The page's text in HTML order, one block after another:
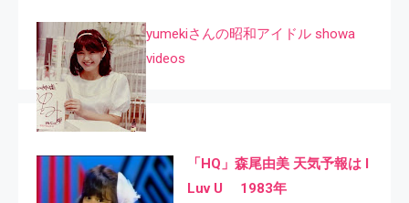
yumekiさんの昭和アイドル showa
videos
「HQ」森尾由美 天気予報は I
Luv U 1983年